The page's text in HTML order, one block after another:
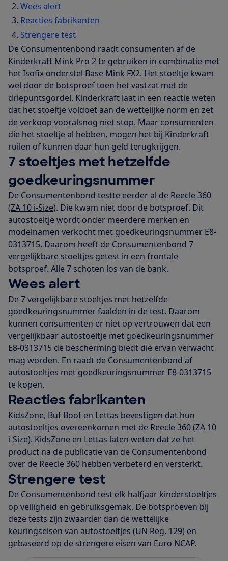
Wees alert
Reacties fabrikanten
Strengere test
De Consumentenbond raadt consumenten af de
Kinderkraft Mink Pro 2 te gebruiken in combinatie met
het Isofix onderstel Base Mink FX2. Het stoeltje kwam
wel door de botsproef toen het vastzat met de
driepuntsgordel. Kinderkraft laat in een reactie weten
dat het stoeltje voldoet aan de wettelijke norm en zet
de verkoop vooralsnog niet stop. Maar consumenten
die het stoeltje al hebben, mogen het bij Kinderkraft
ruilen of kunnen daar hun geld terugkrijgen.
7 stoeltjes met hetzelfde
goedkeuringsnummer
De Consumentenbond testte eerder al de Reecle 360
(ZA 10 i-Size). Die kwam niet door de botsproef. Dit
autostoeltje wordt onder meerdere merken en
modelnamen verkocht met goedkeuringsnummer E8-
0313715. Daarom heeft de Consumentenbond 7
vergelijkbare stoeltjes getest in een frontale
botsproef. Alle 7 schoten los van de bank.
Wees alert
De 7 vergelijkbare stoeltjes met hetzelfde
goedkeuringsnummer faalden in de test. Daarom
kunnen consumenten er niet op vertrouwen dat een
vergelijkbaar autostoeltje met goedkeuringsnummer
E8-0313715 de bescherming biedt die ervan verwacht
mag worden. En raadt de Consumentenbond af
autostoeltjes met goedkeuringsnummer E8-0313715
te kopen.
Reacties fabrikanten
KidsZone, Buf Boof en Lettas bevestigen dat hun
autostoeltjes overeenkomen met de Reecle 360 (ZA 10
i-Size). KidsZone en Lettas laten weten dat ze het
product na de publicatie van de Consumentenbond
over de Reecle 360 hebben verbeterd en versterkt.
Strengere test
De Consumentenbond test elk halfjaar kinderstoeltjes
op veiligheid en gebruiksgemak. De botsproeven bij
deze tests zijn zwaarder dan de wettelijke
keuringseisen van autostoeltjes (UN Reg. 129) en
gebaseerd op de strengere eisen van Euro NCAP.